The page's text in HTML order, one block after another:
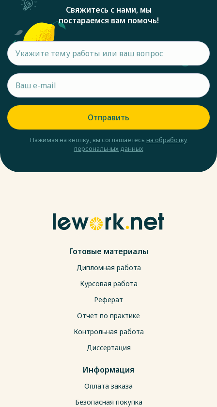
Свяжитесь с нами, мы
постараемся вам помочь!
Отправить
Нажимая на кнопку, вы соглашаетесь на обработку
персональных данных
Готовые материалы
Дипломная работа
Курсовая работа
Реферат
Отчет по практике
Контрольная работа
Диссертация
Информация
Оплата заказа
Безопасная покупка